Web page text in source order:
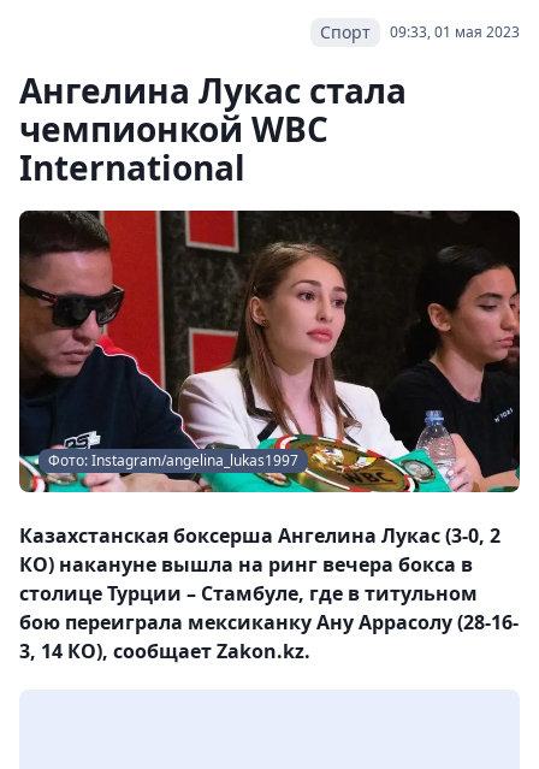
09:33, 01 мая 2023
Спорт
Ангелина Лукас стала
чемпионкой WBC
International
Фото: Instagram/angelina_lukas1997
Казахстанская боксерша Ангелина Лукас (3-0, 2
КО) накануне вышла на ринг вечера бокса в
столице Турции – Стамбуле, где в титульном
бою переиграла мексиканку Ану Аррасолу (28-16-
3, 14 КО), сообщает Zakon.kz.